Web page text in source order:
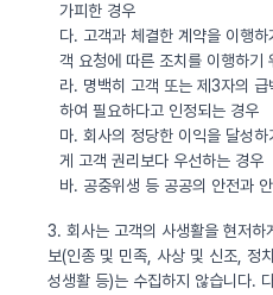
가피한 경우
다. 고객과 체결한 계약을 이행
객 요청에 따른 조치를 이행하기
라. 명백히 고객 또는 제3자의
하여 필요하다고 인정되는 경우
마. 회사의 정당한 이익을 달성
게 고객 권리보다 우선하는 경우
바. 공중위생 등 공공의 안전과
3. 회사는 고객의 사생활을 현저하
보(인종 및 민족, 사상 및 신조, 정
성생활 등)는 수집하지 않습니다.